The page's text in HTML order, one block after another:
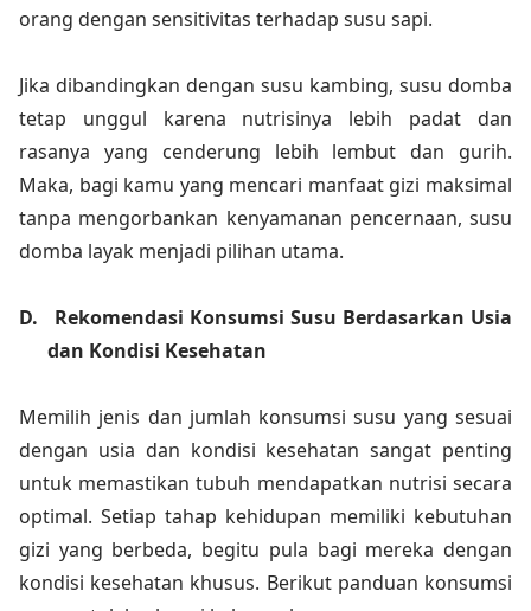
orang dengan sensitivitas terhadap susu sapi.
Jika dibandingkan dengan susu kambing, susu domba
tetap unggul karena nutrisinya lebih padat dan
rasanya yang cenderung lebih lembut dan gurih.
Maka, bagi kamu yang mencari manfaat gizi maksimal
tanpa mengorbankan kenyamanan pencernaan, susu
domba layak menjadi pilihan utama.
D.
Rekomendasi Konsumsi Susu Berdasarkan Usia
dan Kondisi Kesehatan
Memilih jenis dan jumlah konsumsi susu yang sesuai
dengan usia dan kondisi kesehatan sangat penting
untuk memastikan tubuh mendapatkan nutrisi secara
optimal. Setiap tahap kehidupan memiliki kebutuhan
gizi yang berbeda, begitu pula bagi mereka dengan
kondisi kesehatan khusus. Berikut panduan konsumsi